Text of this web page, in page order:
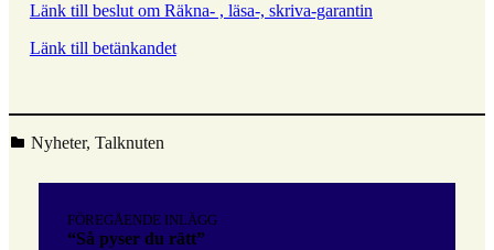
Länk till beslut om Räkna- , läsa-, skriva-garantin
Länk till betänkandet
Kategoriserad i:
Nyheter, Talknuten
tillbaka
huvudnavigeringen
FÖREGÅENDE INLÄGG
“Så pyser du rätt”